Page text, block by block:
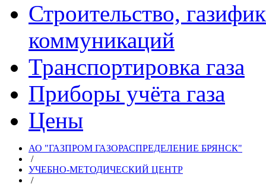
Строительство,
коммуникаций
Транспортировка газа
Приборы учёта газа
Цены
АО "ГАЗПРОМ ГАЗОРАСПРЕДЕЛЕНИЕ БРЯНСК"
/
УЧЕБНО-МЕТОДИЧЕСКИЙ ЦЕНТР
/